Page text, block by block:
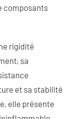
composants
rigidité
sa
et sa stabilité
elle présente